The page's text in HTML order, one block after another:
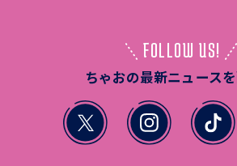
FOLLOW US!
ちゃおの最新ニュース